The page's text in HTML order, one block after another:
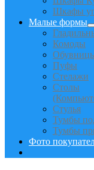
Шкафы
Малые формы
Комоды
Пуфы
Стелажи
Столы
Стулья
Тумбы
Тумбы
Фото